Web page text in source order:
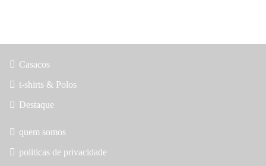
Casacos
t-shirts & Polos
Destaque
quem somos
politicas de privacidade